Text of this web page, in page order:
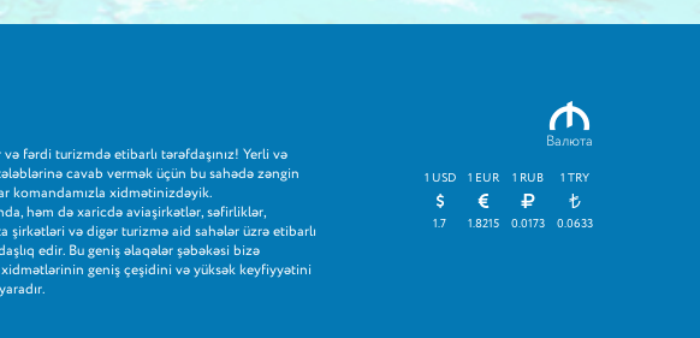
fərdi turizmdə etibarlı tərəfdaşınız! Yerli və
cavab vermək üçün bu sahədə zəngin
komandamızla xidmətinizdəyik.
həm də xaricdə aviaşirkətlər, səfirliklər,
şirkətləri və digər turizmə aid sahələr üzrə etibarlı
edir. Bu geniş əlaqələr şəbəkəsi bizə
geniş çeşidini və yüksək keyfiyyətini
M
Валюта
1 USD
1.7
1 EUR
1.8215
1 RUB
0.0173
1 TRY
0.0633